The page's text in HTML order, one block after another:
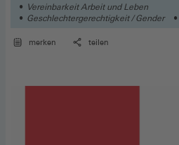
Vereinbarkeit Arbeit und Leben
Geschlechtergerechtigkeit / Gender
merken teilen